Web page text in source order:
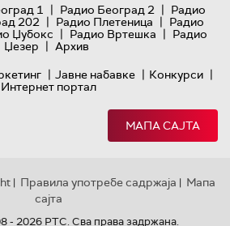
1 | Радио Београд 2 | Радио
202 | Радио Плетеница | Радио
Џубокс | Радио Вртешка | Радио
Џезер | Архив
| Јавне набавке | Конкурси |
Интернет портал
МАПА САЈТА
| Правила употребе садржаја | Мапа
сајта
- 2026 РТС. Сва права задржана.